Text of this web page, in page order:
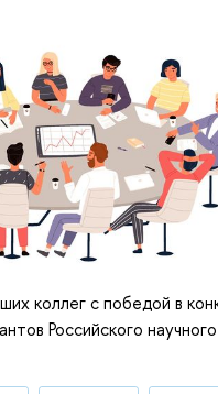
коллег с победой в
Российского научного